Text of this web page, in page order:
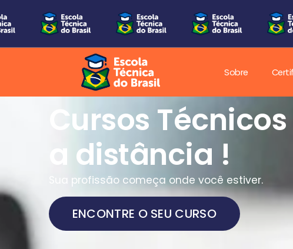
Sobre
Cursos Técnicos
a distância !
Sua profissão começa onde você estiver.
ENCONTRE O SEU CURSO